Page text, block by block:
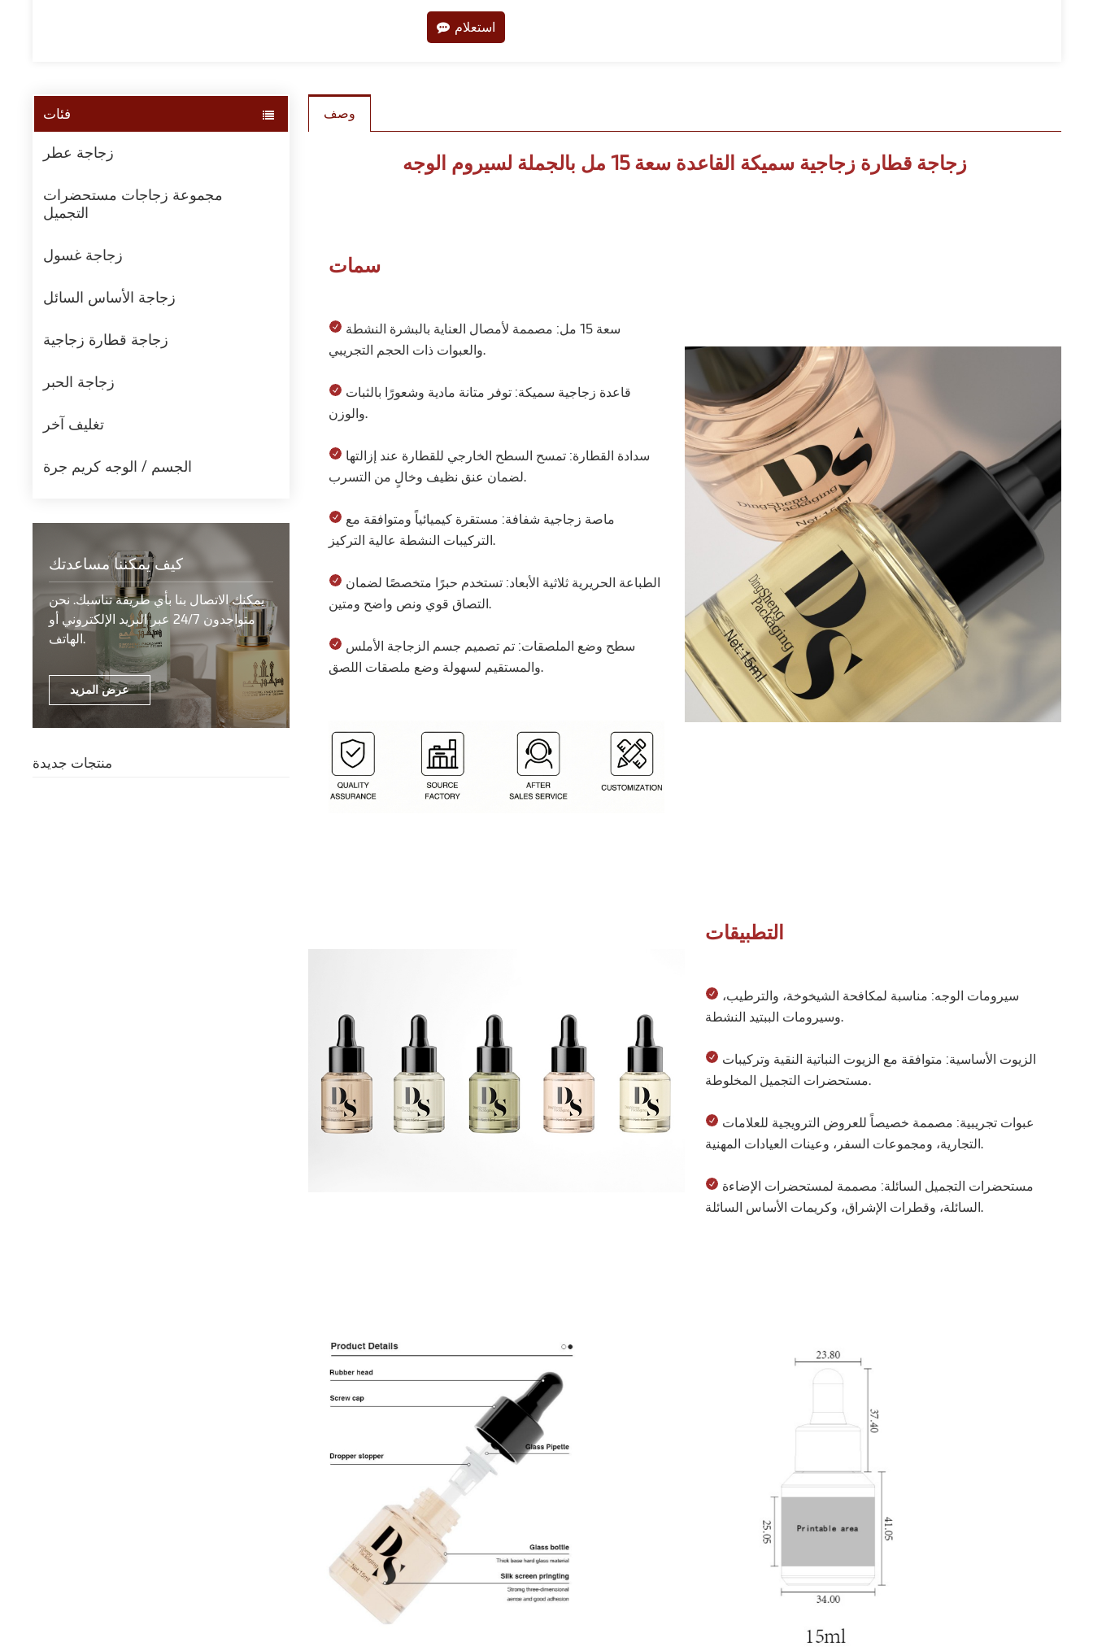
استعلام
فئات
زجاجة عطر
مجموعة زجاجات مستحضرات
التجميل
زجاجة غسول
زجاجة الأساس السائل
زجاجة قطارة زجاجية
زجاجة الحبر
تغليف آخر
الجسم / الوجه كريم جرة
كيف يمكننا مساعدتك
يمكنك الاتصال بنا بأي طريقة تناسبك. نحن
متواجدون 24/7 عبر البريد الإلكتروني أو
الهاتف.
عرض المزيد
منتجات جديدة
وصف
زجاجة قطارة زجاجية سميكة القاعدة سعة 15 مل بالجملة لسيروم الوجه
سمات
والعبوات ذات الحجم التجريبي.
والوزن.
لضمان عنق نظيف وخالٍ من التسرب.
التركيبات النشطة عالية التركيز.
التصاق قوي ونص واضح ومتين.
والمستقيم لسهولة وضع ملصقات اللصق.
التطبيقات
سيرومات الوجه: مناسبة لمكافحة الشيخوخة، والترطيب،
وسيرومات الببتيد النشطة.
مستحضرات التجميل المخلوطة.
التجارية، ومجموعات السفر، وعينات العيادات المهنية.
السائلة، وقطرات الإشراق، وكريمات الأساس السائلة.